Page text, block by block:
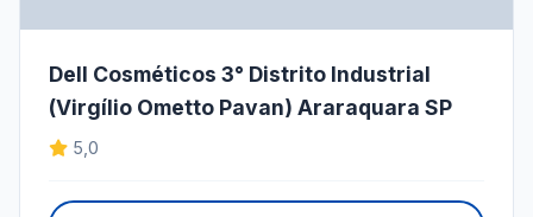
Dell Cosméticos 3° Distrito Industrial
(Virgílio Ometto Pavan) Araraquara SP
5,0